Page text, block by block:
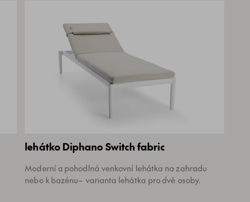
lehátko Diphano Switch fabric
Moderní a pohodlná venkovní lehátka na zahradu
nebo k bazénu– varianta lehátka pro dvě osoby.